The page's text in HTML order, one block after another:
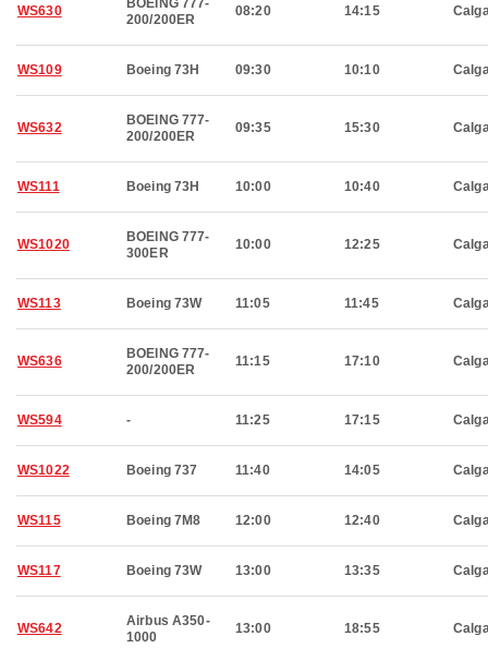
WS630
BOEING 777-
200/200ER
08:20 14:15
WS109 Boeing 73H 09:30 10:10
WS632
BOEING 777-
200/200ER
09:35 15:30
WS111 Boeing 73H 10:00 10:40
WS1020
BOEING 777-
300ER
10:00 12:25
WS113 Boeing 73W 11:05 11:45
WS636
BOEING 777-
200/200ER
11:15 17:10
WS594 - 11:25 17:15
WS1022 Boeing 737 11:40 14:05
WS115 Boeing 7M8 12:00 12:40
WS117 Boeing 73W 13:00 13:35
WS642
Airbus A350-
1000
13:00 18:55